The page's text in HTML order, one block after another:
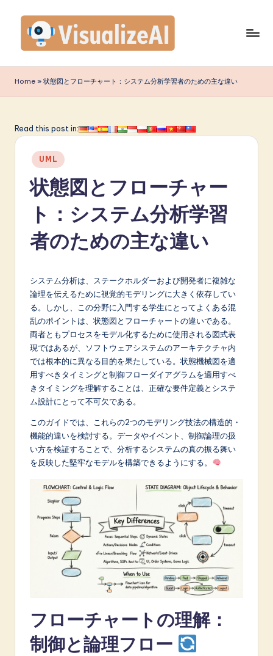
content
is
u
li
e
o
Home » 状態図とフローチャート：システム分析学習者のための主な違い
Read this post in:
Posted
in
UML
状態図とフローチャー
ト：システム分析学習
者のための主な違い
システム分析は、ステークホルダーおよび開発者に複雑な
論理を伝えるために視覚的モデリングに大きく依存してい
る。しかし、この分野に入門する学生にとってよくある混
乱のポイントは、状態図とフローチャートの違いである。
両者ともプロセスをモデル化するために使用される図式表
現ではあるが、ソフトウェアシステムのアーキテクチャ内
では根本的に異なる目的を果たしている。状態機械図を適
用すべきタイミングと制御フローダイアグラムを適用すべ
きタイミングを理解することは、正確な要件定義とシステ
ム設計にとって不可欠である。
このガイドでは、これらの2つのモデリング技法の構造的・
機能的違いを検討する。データやイベント、制御論理の扱
い方を検証することで、分析するシステムの真の振る舞い
を反映した堅牢なモデルを構築できるようにする。
フローチャートの理解：
制御と論理フロー